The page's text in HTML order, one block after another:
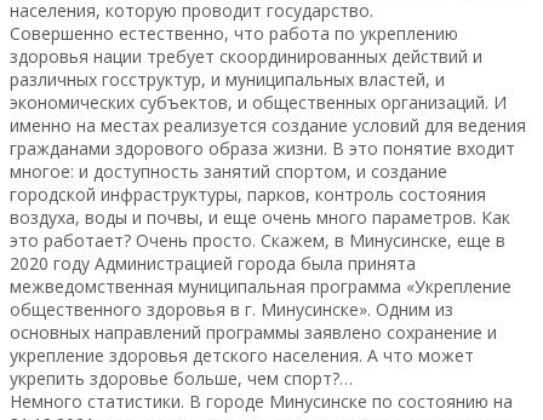
населения, которую проводит государство.
Совершенно естественно, что работа по укреплению
здоровья нации требует скоординированных действий и
различных госструктур, и муниципальных властей, и
экономических субъектов, и общественных организаций. И
именно на местах реализуется создание условий для ведения
гражданами здорового образа жизни. В это понятие входит
многое: и доступность занятий спортом, и создание
городской инфраструктуры, парков, контроль состояния
воздуха, воды и почвы, и еще очень много параметров. Как
это работает? Очень просто. Скажем, в Минусинске, еще в
2020 году Администрацией города была принята
межведомственная муниципальная программа «Укрепление
общественного здоровья в г. Минусинске». Одним из
основных направлений программы заявлено сохранение и
укрепление здоровья детского населения. А что может
укрепить здоровье больше, чем спорт?…
Немного статистики. В городе Минусинске по состоянию на